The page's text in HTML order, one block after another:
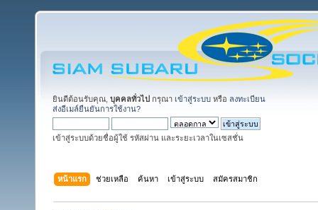
ยินดีต้อนรับคุณ, บุคคลทั่วไป กรุณา เข้าสู่ระบบ หรือ ลงทะเบียน
ส่งอีเมล์ยืนยันการใช้งาน?
เข้าสู่ระบบด้วยชื่อผู้ใช้ รหัสผ่าน และระยะเวลาในเซสชั่น
หน้าแรก ช่วยเหลือ ค้นหา เข้าสู่ระบบ สมัครสมาชิก